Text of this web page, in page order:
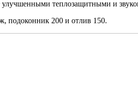
теплозащитными и
подоконник 200 и отлив 150.